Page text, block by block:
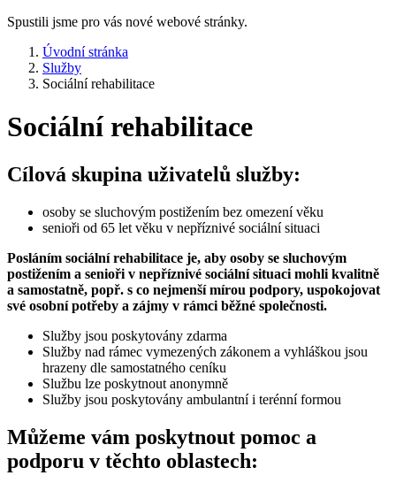
Spustili jsme pro vás nové webové stránky.
Úvodní stránka
Služby
Sociální rehabilitace
Sociální rehabilitace
Cílová skupina uživatelů služby:
osoby se sluchovým postižením bez omezení věku
senioři od 65 let věku v nepříznivé sociální situaci
Posláním sociální rehabilitace je, aby osoby se sluchovým
postižením a senioři v nepříznivé sociální situaci mohli kvalitně
a samostatně, popř. s co nejmenší mírou podpory, uspokojovat
své osobní potřeby a zájmy v rámci běžné společnosti.
Služby jsou poskytovány zdarma
Služby nad rámec vymezených zákonem a vyhláškou jsou
hrazeny dle samostatného ceníku
Službu lze poskytnout anonymně
Služby jsou poskytovány ambulantní i terénní formou
Můžeme vám poskytnout pomoc a
podporu v těchto oblastech: